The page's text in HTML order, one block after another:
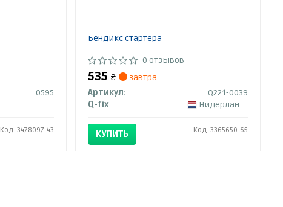
0595
Код: 3478097-43
Бендикс стартера
0 отзывов
535₴
завтра
Артикул:
Q221-0039
Q-fix
Нидерланды
КУПИТЬ Код: 3365650-65